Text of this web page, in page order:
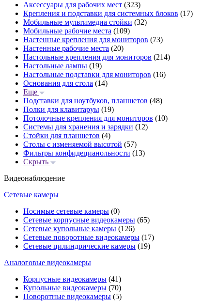
Аксессуары для рабочих мест (323)
Крепления и подставки для системных блоков (17)
Мобильные мультимедиа стойки (32)
Мобильные рабочие места (109)
Настенные крепления для мониторов (73)
Настенные рабочие места (20)
Настольные крепления для мониторов (214)
Настольные лампы (19)
Настольные подставки для мониторов (16)
Основания для стола (14)
Еще
Подставки для ноутбуков, планшетов (48)
Полки для клавитаруы (19)
Потолочные крепления для мониторов (10)
Системы для хранения и зарядки (12)
Стойки для планшетов (4)
Столы с изменяемой высотой (57)
Фильтры конфидецианольности (13)
Скрыть
Видеонаблюдение
Сетевые камеры
Носимые сетевые камеры (0)
Сетевые корпусные видеокамеры (65)
Сетевые купольные камеры (126)
Сетевые поворотные видеокамеры (17)
Сетевые цилиндрические камеры (19)
Аналоговые видеокамеры
Корпусные видеокамеры (41)
Купольные видеокамеры (70)
Поворотные видеокамеры (5)